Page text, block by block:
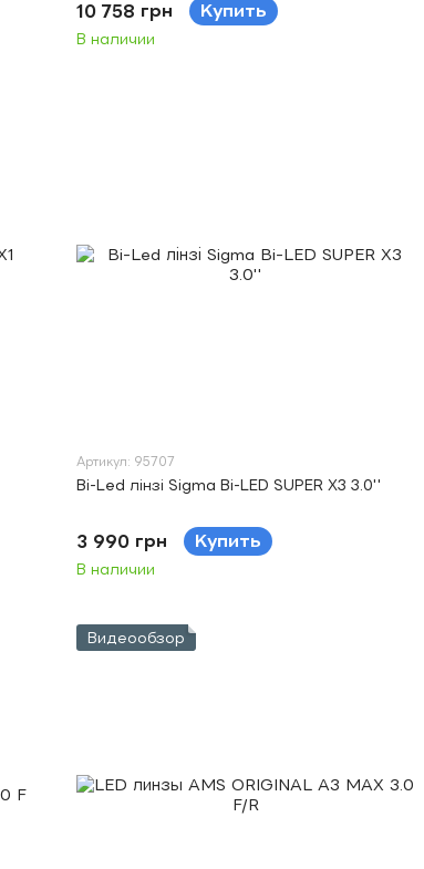
10 758 грн Купить
В наличии
Артикул: 95707
Bi-Led лінзі Sigma Bi-LED SUPER X3 3.0''
3 990 грн Купить
В наличии
Видеообзор